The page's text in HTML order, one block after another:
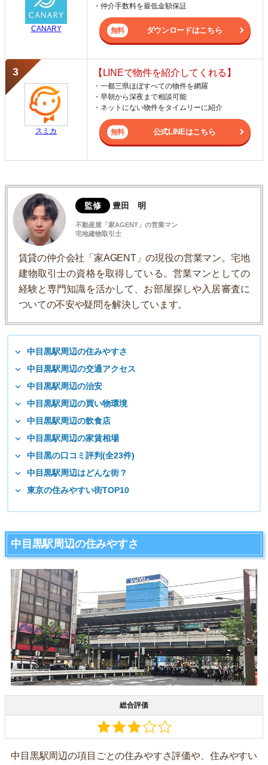
CANARY
・仲介手数料を最低金額保証
ダウンロードはこちら
スミカ
【LINEで物件を紹介してくれる】
・一都三県ほぼすべての物件を網羅
・早朝から深夜まで相談可能
・ネットにない物件をタイムリーに紹介
公式LINEはこちら
監修 豊田 明
不動産屋「家AGENT」の営業マン
宅地建物取引士
賃貸の仲介会社「家AGENT」の現役の営業マン。宅地
建物取引士の資格を取得している。営業マンとしての
経験と専門知識を活かして、お部屋探しや入居審査に
ついての不安や疑問を解決しています。
中目黒駅周辺の住みやすさ
中目黒駅周辺の交通アクセス
中目黒駅周辺の治安
中目黒駅周辺の買い物環境
中目黒駅周辺の飲食店
中目黒駅周辺の家賃相場
中目黒の口コミ評判(全23件)
中目黒駅周辺はどんな街？
東京の住みやすい街TOP10
中目黒駅周辺の住みやすさ
総合評価
中目黒駅周辺の項目ごとの住みやすさ評価や、住みやすい